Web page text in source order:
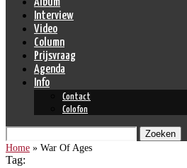
Album
Interview
Video
Column
Prijsvraag
Agenda
Info
Contact
Colofon
Zoeken
Home » War Of Ages
Tag: